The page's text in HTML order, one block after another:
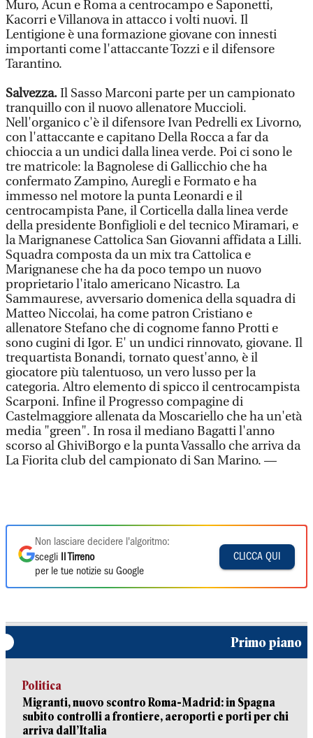
Muro, Acun e Roma a centrocampo e Saponetti,
Kacorri e Villanova in attacco i volti nuovi. Il
Lentigione è una formazione giovane con innesti
importanti come l'attaccante Tozzi e il difensore
Tarantino.
Salvezza.Il Sasso Marconi parte per un campionato
tranquillo con il nuovo allenatore Muccioli.
Nell'organico c'è il difensore Ivan Pedrelli ex Livorno,
con l'attaccante e capitano Della Rocca a far da
chioccia a un undici dalla linea verde. Poi ci sono le
tre matricole: la Bagnolese di Gallicchio che ha
confermato Zampino, Auregli e Formato e ha
immesso nel motore la punta Leonardi e il
centrocampista Pane, il Corticella dalla linea verde
della presidente Bonfiglioli e del tecnico Miramari, e
la Marignanese Cattolica San Giovanni affidata a Lilli.
Squadra composta da un mix tra Cattolica e
Marignanese che ha da poco tempo un nuovo
proprietario l'italo americano Nicastro. La
Sammaurese, avversario domenica della squadra di
Matteo Niccolai, ha come patron Cristiano e
allenatore Stefano che di cognome fanno Protti e
sono cugini di Igor. E' un undici rinnovato, giovane. Il
trequartista Bonandi, tornato quest'anno, è il
giocatore più talentuoso, un vero lusso per la
categoria. Altro elemento di spicco il centrocampista
Scarponi. Infine il Progresso compagine di
Castelmaggiore allenata da Moscariello che ha un'età
media "green". In rosa il mediano Bagatti l'anno
scorso al GhiviBorgo e la punta Vassallo che arriva da
La Fiorita club del campionato di San Marino. —
Non lasciare decidere l'algoritmo:
scegli
Il Tirreno
per le tue notizie su Google
CLICCA QUI
Primo piano
Politica
Migranti, nuovo scontro Roma-Madrid: in Spagna
subito controlli a frontiere, aeroporti e porti per chi
arriva dall’Italia